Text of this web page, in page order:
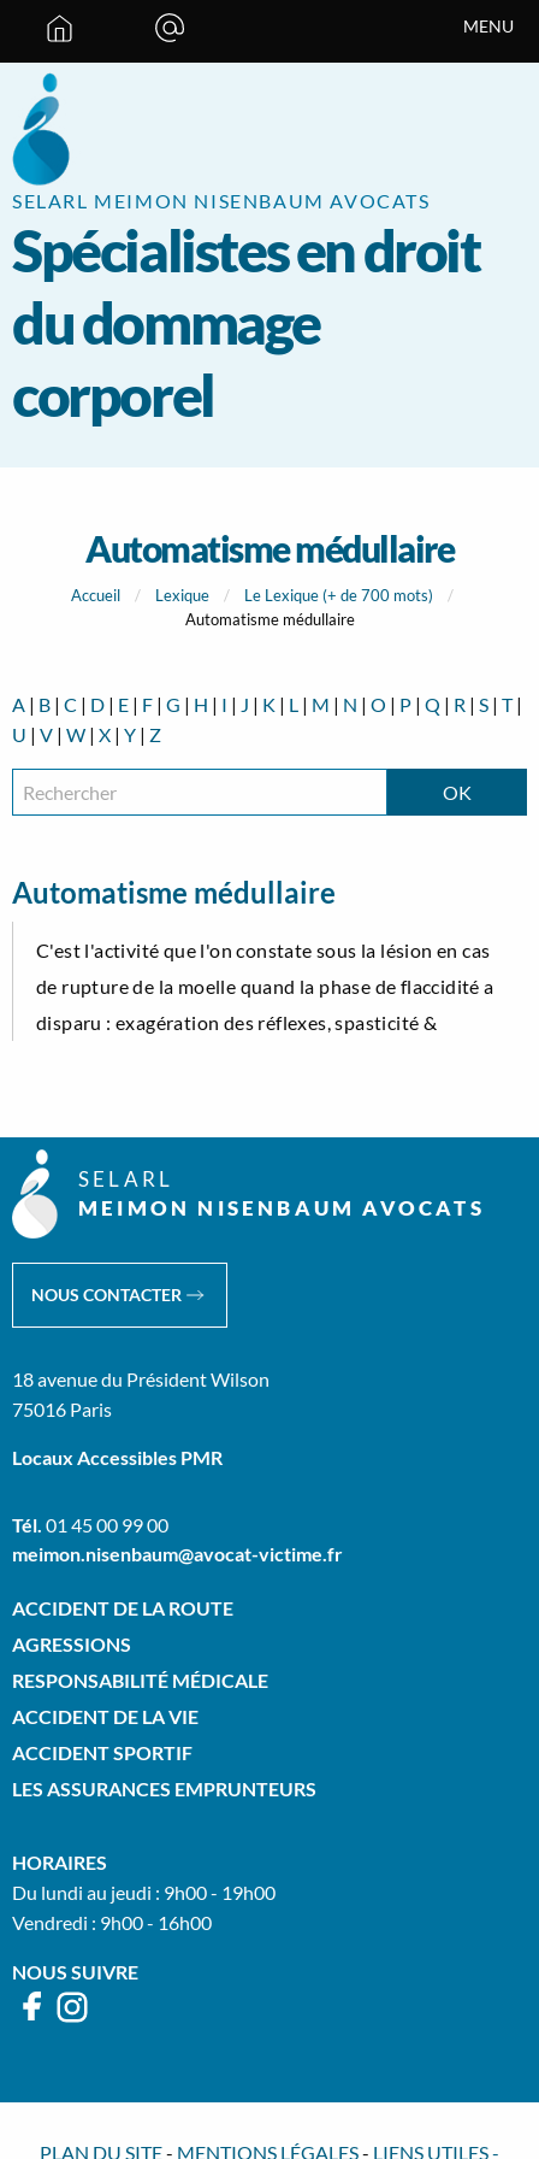
SELARL MEIMON NISENBAUM AVOCATS
Spécialistes en droit
du dommage
corporel
Automatisme médullaire
Accueil Lexique
Le Lexique (+ de 700 mots)
Automatisme médullaire
A | B | C | D | E | F | G | H | I | J | K | L | M | N | O | P | Q | R | S | T|
U | V | W | X | Y | Z
Automatisme médullaire
C'est l'activité que l'on constate sous la lésion en cas
de rupture de la moelle quand la phase de flaccidité a
disparu : exagération des réflexes, spasticité &
SELARL
MEIMON NISENBAUM AVOCATS
NOUS CONTACTER
18 avenue du Président Wilson
75016 Paris
Locaux Accessibles PMR
Tél. 01 45 00 99 00
meimon.nisenbaum@avocat-victime.fr
ACCIDENT DE LA ROUTE
AGRESSIONS
RESPONSABILITÉ MÉDICALE
ACCIDENT DE LA VIE
ACCIDENT SPORTIF
LES ASSURANCES EMPRUNTEURS
HORAIRES
Du lundi au jeudi : 9h00 - 19h00
Vendredi : 9h00 - 16h00
NOUS SUIVRE
PLAN DU SITE- MENTIONS LÉGALES- LIENS UTILES-
MENU
Panneau de gestion des cookies